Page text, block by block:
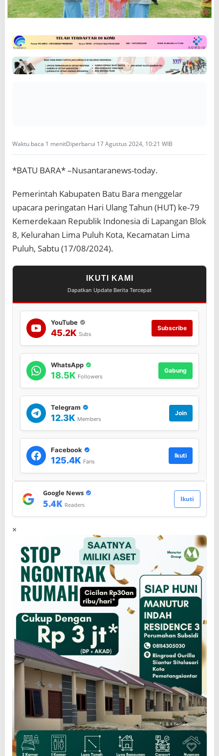
a
t
n
H
U
T
K
e
r
e
a
n
R
I
Waktu baca 1 menitDiperbarui 17 Agustus 2024, 10:21 WIB
*BATU BARA* –Nusantaranews-today.
Pemerintah Kabupaten Batu Bara menggelar
upacara peringatan Hari Ulang Tahun (HUT) ke-79
Kemerdekaan Republik Indonesia di Lapangan Blok
8, Kelurahan Lima Puluh Kota, Kecamatan Lima
Puluh, Sabtu (17/08/2024).
IKUTI KAMI
Dapatkan Update Berita Tercepat
YouTube
45.2K Subs
Subscribe
WhatsApp
18.5K Followers
Gabung
Telegram
12.3K Members
Join
Facebook
125.4K Fans
Ikuti
Google News
5.4K Readers
Ikuti
×